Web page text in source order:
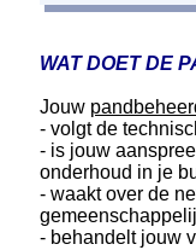
WAT DOET DE
Jouw
- volgt de
- is jouw
onderhoud in je
- waakt over de
- behandelt jouw